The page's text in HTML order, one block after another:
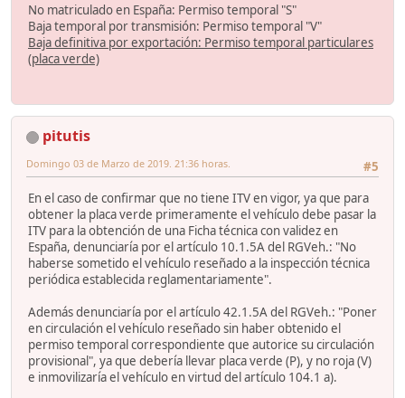
No matriculado en España: Permiso temporal "S"
Baja temporal por transmisión: Permiso temporal "V"
Baja definitiva por exportación: Permiso temporal particulares
(placa verde)
pitutis
#5
Domingo 03 de Marzo de 2019. 21:36 horas.
En el caso de confirmar que no tiene ITV en vigor, ya que para
obtener la placa verde primeramente el vehículo debe pasar la
ITV para la obtención de una Ficha técnica con validez en
España, denunciaría por el artículo 10.1.5A del RGVeh.: "No
haberse sometido el vehículo reseñado a la inspección técnica
periódica establecida reglamentariamente".
Además denunciaría por el artículo 42.1.5A del RGVeh.: "Poner
en circulación el vehículo reseñado sin haber obtenido el
permiso temporal correspondiente que autorice su circulación
provisional", ya que debería llevar placa verde (P), y no roja (V)
e inmovilizaría el vehículo en virtud del artículo 104.1 a).